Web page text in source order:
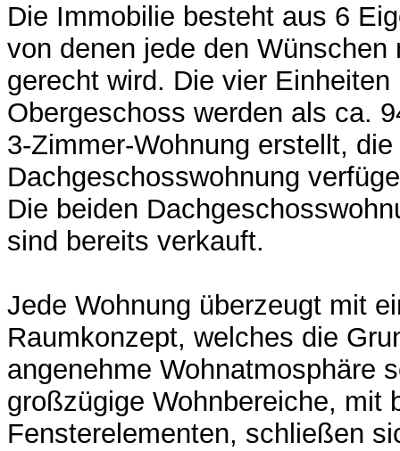
Die Immobilie besteht aus 6
von denen jede den Wünschen
gerecht wird. Die vier Einheiten
Obergeschoss werden als ca.
3-Zimmer-Wohnung erstellt,
Dachgeschosswohnung
Die beiden
sind bereits verkauft.
Jede Wohnung überzeugt mit
Raumkonzept, welches die
angenehme Wohnatmosphäre
großzügige Wohnbereiche, mit
Fensterelementen, schließen